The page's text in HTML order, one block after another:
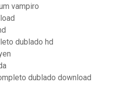
vampiro
dublado hd
dublado download